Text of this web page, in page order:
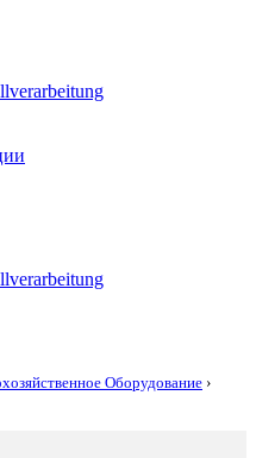
Оборудование ›